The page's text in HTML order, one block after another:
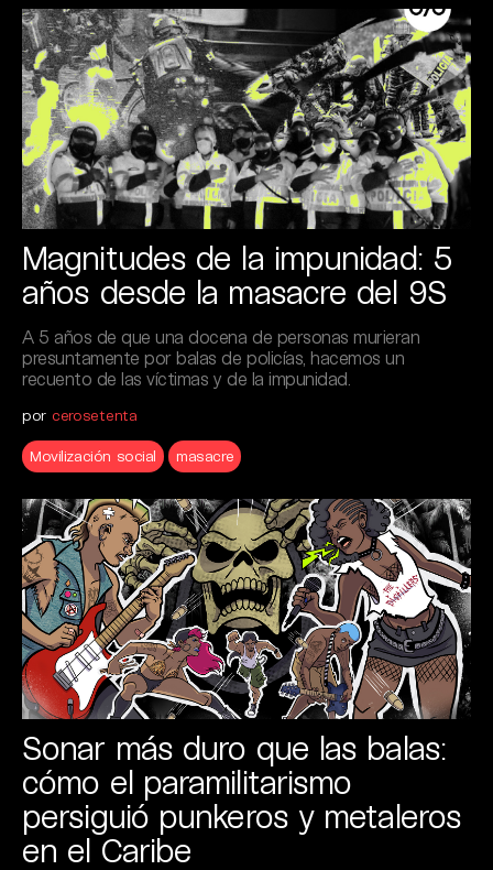
Magnitudes de la impunidad: 5
años desde la masacre del 9S
A 5 años de que una docena de personas murieran
presuntamente por balas de policías, hacemos un
recuento de las víctimas y de la impunidad.
por cerosetenta
Movilización social masacre
Sonar más duro que las balas:
cómo el paramilitarismo
persiguió punkeros y metaleros
en el Caribe